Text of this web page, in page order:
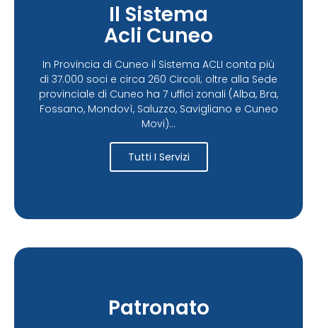
Il Sistema
Acli Cuneo
In Provincia di Cuneo il Sistema ACLI conta più
di 37.000 soci e circa 260 Circoli; oltre alla Sede
provinciale di Cuneo ha 7 uffici zonali (Alba, Bra,
Fossano, Mondovì, Saluzzo, Savigliano e Cuneo
Movi)...
Tutti I Servizi
Patronato